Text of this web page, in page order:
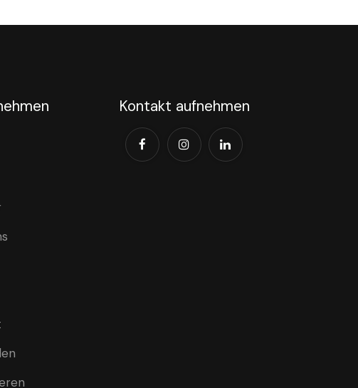
Kontakt aufnehmen